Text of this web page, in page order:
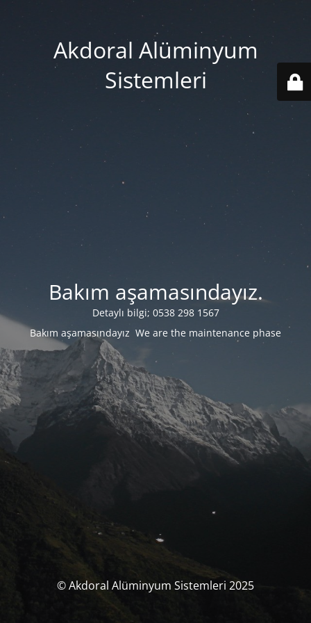
Akdoral Alüminyum
Sistemleri
Bakım aşamasındayız.
Detaylı bilgi; 0538 298 1567
Bakım aşamasındayız We are the maintenance phase
© Akdoral Alüminyum Sistemleri 2025